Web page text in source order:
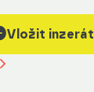
Vložit inzerát